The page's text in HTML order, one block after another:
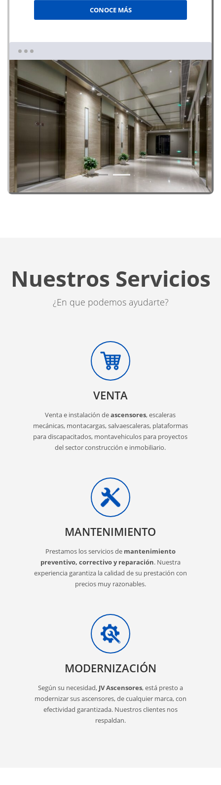
CONOCE MÁS
1 2
Nuestros Servicios
¿En que podemos ayudarte?
VENTA
Venta e instalación deascensores, escaleras
mecánicas, montacargas, salvaescaleras, plataformas
para discapacitados, montavehiculos para proyectos
del sector construcción e inmobiliario.
MANTENIMIENTO
Prestamos los servicios de mantenimiento
preventivo, correctivo y reparación. Nuestra
experiencia garantiza la calidad de su prestación con
precios muy razonables.
MODERNIZACIÓN
Según su necesidad, JV Ascensores, está presto a
modernizar sus ascensores, de cualquier marca, con
efectividad garantizada. Nuestros clientes nos
respaldan.